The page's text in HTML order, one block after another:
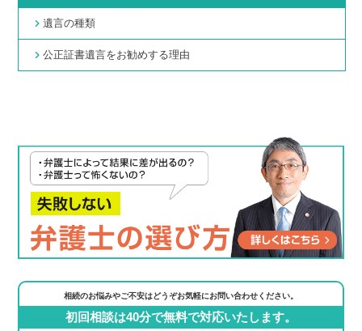
遺言の種類
公正証書遺言をお勧めする理由
相続のお悩みやご不安はどうぞお気軽にお問い合わせください。
初回相談は40分で無料で対応いたします。